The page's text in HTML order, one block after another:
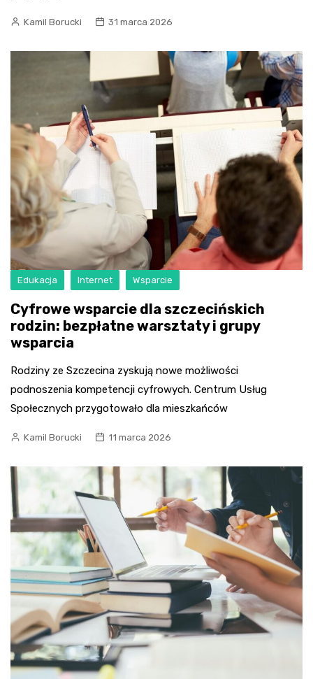
Kamil Borucki 31 marca 2026
Edukacja Internet Wsparcie
Cyfrowe wsparcie dla szczecińskich
rodzin: bezpłatne warsztaty i grupy
wsparcia
Rodziny ze Szczecina zyskują nowe możliwości
podnoszenia kompetencji cyfrowych. Centrum Usług
Społecznych przygotowało dla mieszkańców
Kamil Borucki 11 marca 2026